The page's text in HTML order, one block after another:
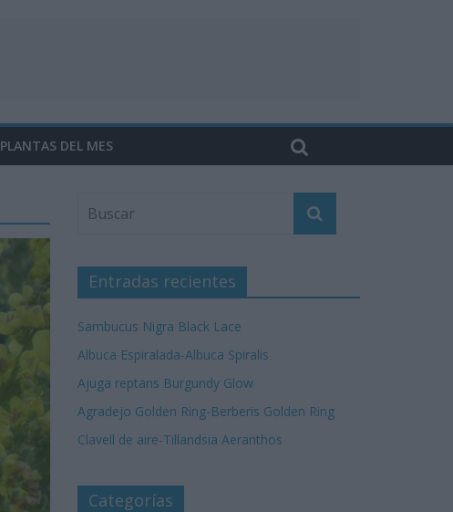
PLANTAS DEL MES
Entradas recientes
Sambucus Nigra Black Lace
Albuca Espiralada-Albuca Spiralis
Ajuga reptans Burgundy Glow
Agradejo Golden Ring-Berberis Golden Ring
Clavell de aire-Tillandsia Aeranthos
Categorías